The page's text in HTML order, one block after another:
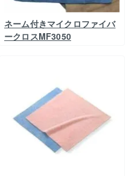
ネーム付きマイクロファイバ
ークロスMF3050